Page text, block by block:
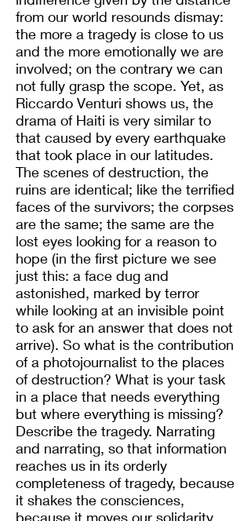
from our world resounds dismay:
the more a tragedy is close to us
and the more emotionally we are
involved; on the contrary we can
not fully grasp the scope. Yet, as
Riccardo Venturi shows us, the
drama of Haiti is very similar to
that caused by every earthquake
that took place in our latitudes.
The scenes of destruction, the
ruins are identical; like the terrified
faces of the survivors; the corpses
are the same; the same are the
lost eyes looking for a reason to
hope (in the first picture we see
just this: a face dug and
astonished, marked by terror
while looking at an invisible point
to ask for an answer that does not
arrive). So what is the contribution
of a photojournalist to the places
of destruction? What is your task
in a place that needs everything
but where everything is missing?
Describe the tragedy. Narrating
and narrating, so that information
reaches us in its orderly
completeness of tragedy, because
it shakes the consciences,
because it moves our solidarity